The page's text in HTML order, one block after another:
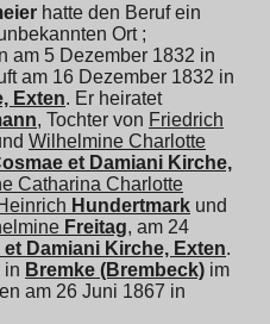
hatte den Beruf ein
Ort ;
am 5 Dezember 1832 in
am 16 Dezember 1832 in
Exten. Er heiratet
, Tochter von Friedrich
Wilhelmine Charlotte
et Damiani Kirche,
Catharina Charlotte
Hundertmark und
Freitag, am 24
et Damiani Kirche, Exten.
in Bremke (Brembeck) im
am 26 Juni 1867 in